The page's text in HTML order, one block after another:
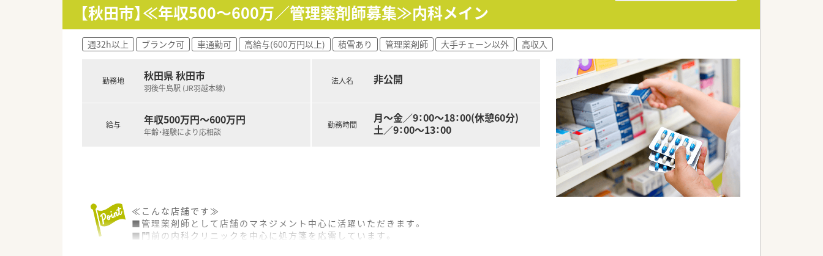
【秋田市】≪年収500～600万／管理薬剤師募集≫内科メイン
週32h以上 ブランク可 車通勤可 高給与(600万円以上) 積雪あり 管理薬剤師 大手チェーン以外 高収入
勤務地 秋田県 秋田市
羽後牛島駅 (JR羽越本線)
給与 年収500万円～600万円
年齢・経験により応相談
法人名 非公開
勤務時間
月～金／9：00～18：00(休憩60分)
土／9：00～13：00
≪こんな店舗です≫
■管理薬剤師として店舗のマネジメント中心に活躍いただきます。
■門前の内科クリニックを中心に処方箋を応需しています。